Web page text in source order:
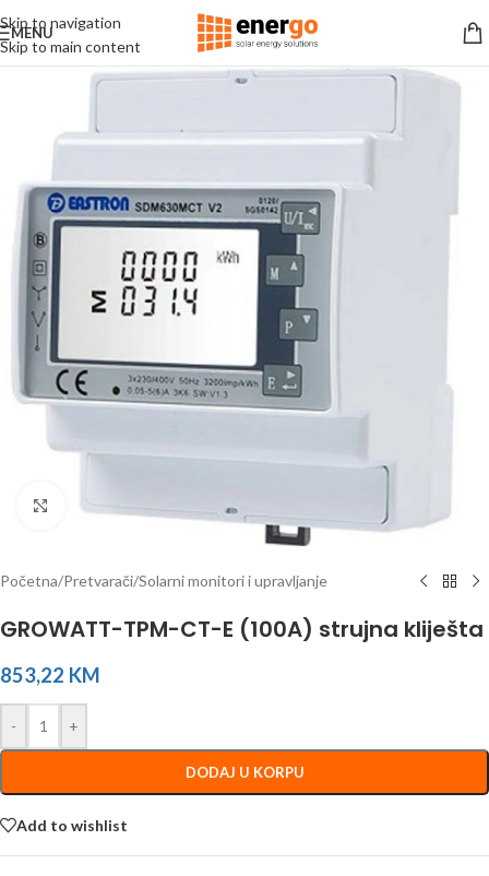
Skip to navigation
Skip to main content
MENU
Početna/Pretvarači/Solarni monitori i upravljanje
GROWATT-TPM-CT-E (100A) strujna kliješta
853,22 KM
- +
DODAJ U KORPU
Add to wishlist